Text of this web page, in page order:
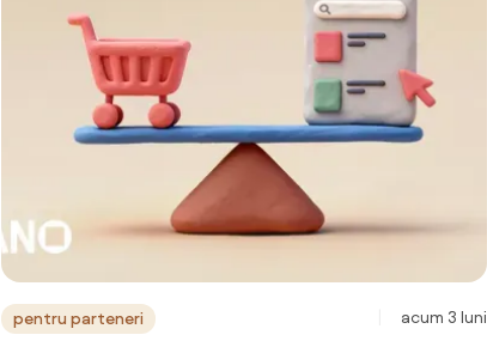
acum 3 luni
pentru parteneri